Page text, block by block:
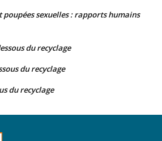
poupées sexuelles : rapports humains
du recyclage
du recyclage
du recyclage